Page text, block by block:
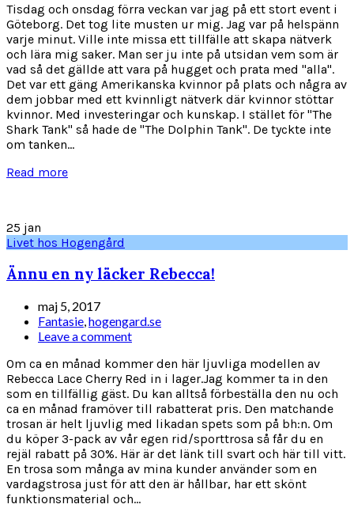
Tisdag och onsdag förra veckan var jag på ett stort event i
Göteborg. Det tog lite musten ur mig. Jag var på helspänn
varje minut. Ville inte missa ett tillfälle att skapa nätverk
och lära mig saker. Man ser ju inte på utsidan vem som är
vad så det gällde att vara på hugget och prata med "alla".
Det var ett gäng Amerikanska kvinnor på plats och några av
dem jobbar med ett kvinnligt nätverk där kvinnor stöttar
kvinnor. Med investeringar och kunskap. I stället för "The
Shark Tank" så hade de "The Dolphin Tank". De tyckte inte
om tanken...
Read more
25 jan
Livet hos Hogengård
Ännu en ny läcker Rebecca!
maj 5, 2017
Fantasie,hogengard.se
Leave a comment
Om ca en månad kommer den här ljuvliga modellen av
Rebecca Lace Cherry Red in i lager.Jag kommer ta in den
som en tillfällig gäst. Du kan alltså förbeställa den nu och
ca en månad framöver till rabatterat pris. Den matchande
trosan är helt ljuvlig med likadan spets som på bh:n. Om
du köper 3-pack av vår egen rid/sporttrosa så får du en
rejäl rabatt på 30%. Här är det länk till svart och här till vitt.
En trosa som många av mina kunder använder som en
vardagstrosa just för att den är hållbar, har ett skönt
funktionsmaterial och...